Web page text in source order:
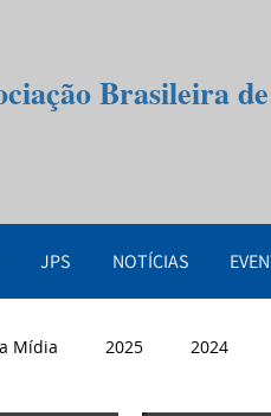
Brasileira
JPS NOTÍCIAS
Mídia 2025 2024